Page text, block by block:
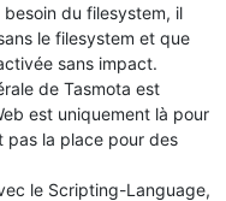
du filesystem, il
le filesystem et que
sans impact.
de Tasmota est
est uniquement là pour
pas la place pour des
le Scripting-Language,